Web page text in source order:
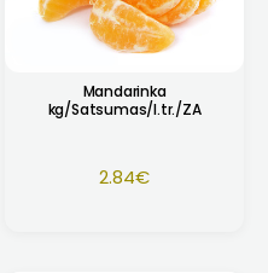
Mandarinka
kg/Satsumas/I.tr./ZA
2.84€